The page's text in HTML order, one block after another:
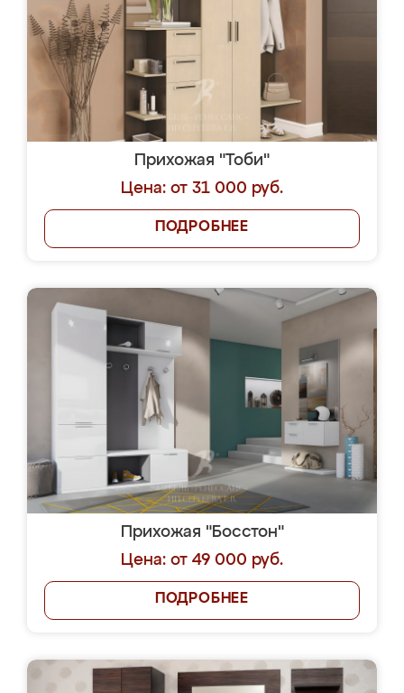
Прихожая "Тоби"
Цена: от 31 000 руб.
ПОДРОБНЕЕ
Прихожая "Босстон"
Цена: от 49 000 руб.
ПОДРОБНЕЕ